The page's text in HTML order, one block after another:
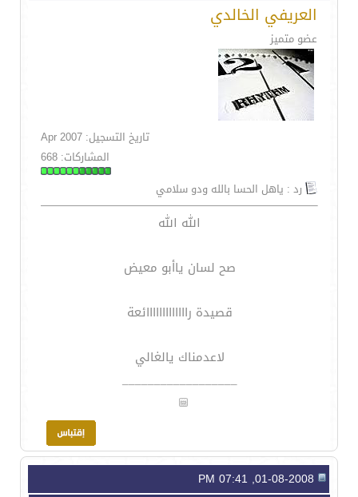
العريفي الخالدي
عضو متميز
تاريخ التسجيل: Apr 2007
المشاركات: 668
رد : ياهل الحسا بالله ودو سلامي
الله الله
صح لسان ياأبو معيض
قصيدة رااااااااااااائعة
لاعدمناك يالغالي
__________________